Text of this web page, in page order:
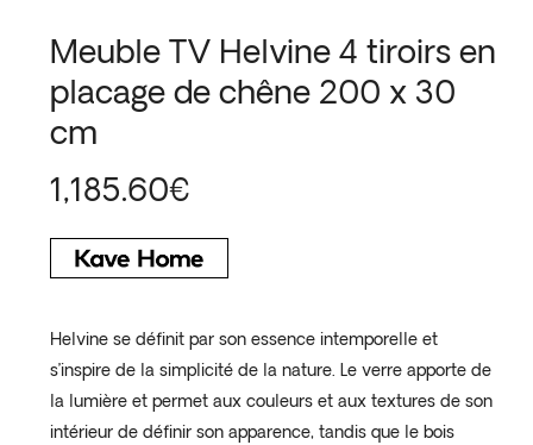
Meuble TV Helvine 4 tiroirs en
placage de chêne 200 x 30
cm
1,185.60€
Helvine se définit par son essence intemporelle et
s’inspire de la simplicité de la nature. Le verre apporte de
la lumière et permet aux couleurs et aux textures de son
intérieur de définir son apparence, tandis que le bois